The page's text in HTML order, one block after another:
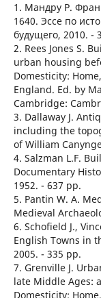
1. Мандру Р.
1640. Эссе по
будущего, 2010. -
2. Rees Jones S.
urban housing
Domesticity:
England. Ed. by
Cambridge:
3. Dallaway J.
including the
of William
4. Salzman L.F.
Documentary
1952. - 637 pp.
5. Pantin W. A.
Medieval
6. Schofield J.,
English Towns in
2005. - 335 pp.
7. Grenville J.
late Middle Ages:
Domesticity: